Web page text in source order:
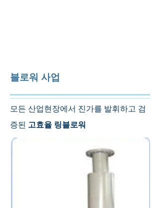
블로워 사업
모든 산업현장에서 진가를 발휘하고 검
증된 고효율 링블로워